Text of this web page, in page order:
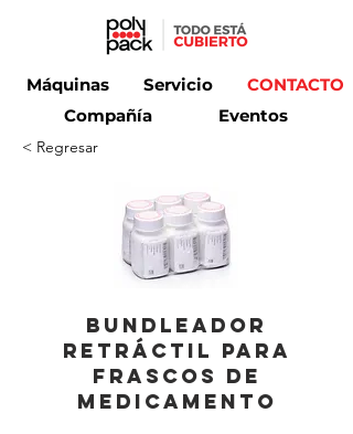
Máquinas Servicio
CONTACTO
Compañía
Eventos
< Regresar
Bundleador
retráctil para
frascos de
medicamento